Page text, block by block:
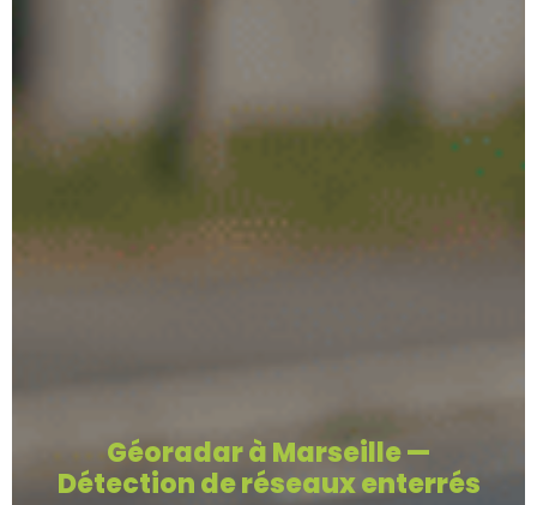
Géoradar à Marseille —
Détection de réseaux enterrés